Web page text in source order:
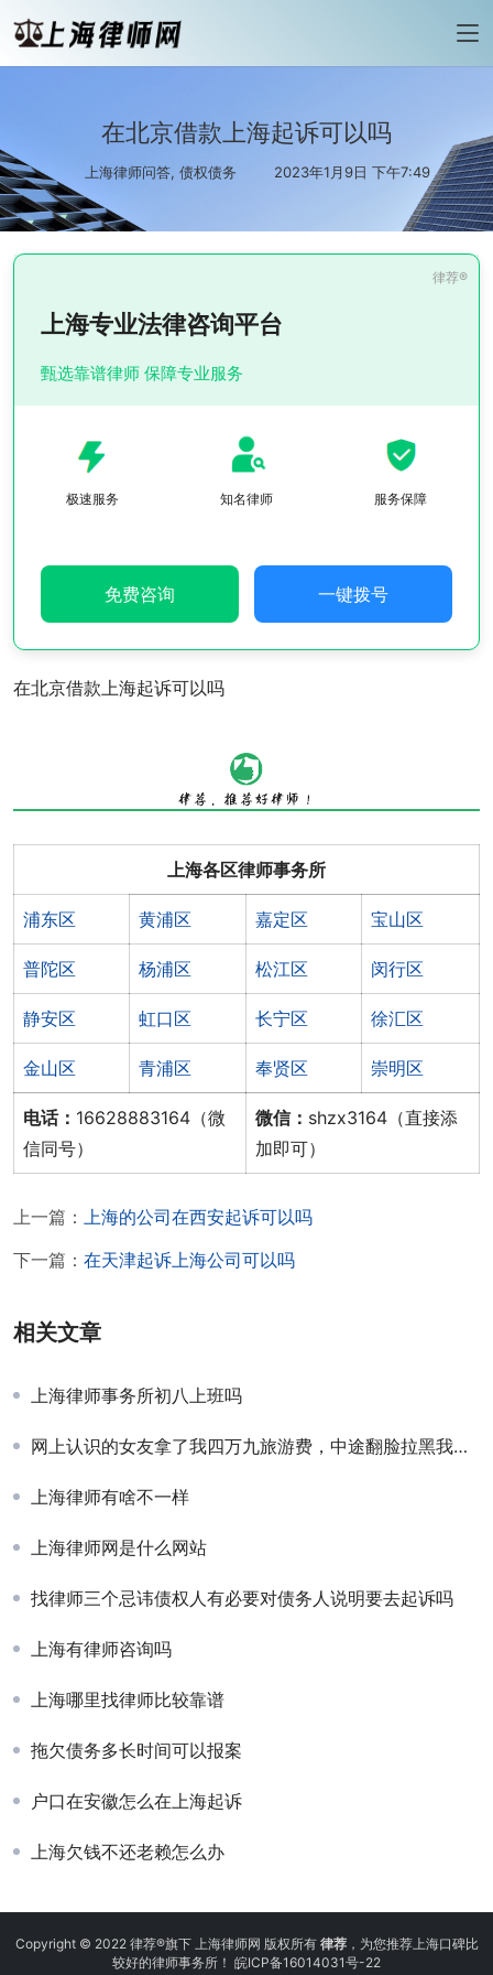
在北京借款上海起诉可以吗
上海律师问答, 债权债务 2023年1月9日 下午7:49
上海专业法律咨询平台
甄选靠谱律师 保障专业服务
极速服务 知名律师 服务保障
免费咨询 一键拨号
在北京借款上海起诉可以吗
上海各区律师事务所
浦东区 黄浦区 嘉定区 宝山区
普陀区 杨浦区 松江区 闵行区
静安区 虹口区 长宁区 徐汇区
金山区 青浦区 奉贤区 崇明区
电话： 16628883164（微
信同号）
微信： shzx3164（直接添
加即可）
上一篇：
上海的公司在西安起诉可以吗
下一篇： 在天津起诉上海公司可以吗
相关文章
上海律师事务所初八上班吗
网上认识的女友拿了我四万九旅游费，中途翻脸拉黑我，能告她诈骗吗？
上海律师有啥不一样
上海律师网是什么网站
找律师三个忌讳债权人有必要对债务人说明要去起诉吗
上海有律师咨询吗
上海哪里找律师比较靠谱
拖欠债务多长时间可以报案
户口在安徽怎么在上海起诉
上海欠钱不还老赖怎么办
Copyright © 2022 律荐®旗下 上海律师网 版权所有 律荐，为您推荐上海口碑比
较好的律师事务所！ 皖ICP备16014031号-22